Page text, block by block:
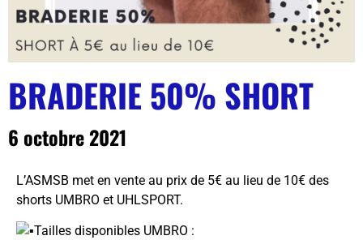
BRADERIE 50% SHORT
6 octobre 2021
L’ASMSB met en vente au prix de 5€ au lieu de 10€ des
shorts UMBRO et UHLSPORT.
Tailles disponibles UMBRO :